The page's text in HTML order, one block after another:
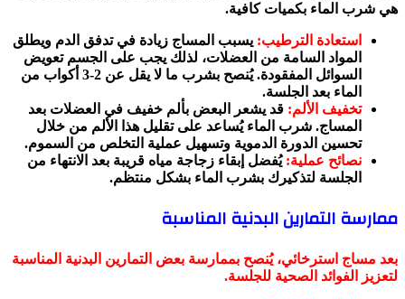
هي شرب الماء بكميات كافية.
استعادة الترطيب: يسبب المساج زيادة في تدفق الدم ويطلق
المواد السامة من العضلات، لذلك يجب على الجسم تعويض
السوائل المفقودة. يُنصح بشرب ما لا يقل عن 2-3 أكواب من
الماء بعد الجلسة.
تخفيف الألم: قد يشعر البعض بألم خفيف في العضلات بعد
المساج. شرب الماء يُساعد على تقليل هذا الألم من خلال
تحسين الدورة الدموية وتسهيل عملية التخلص من السموم.
نصائح عملية: يُفضل إبقاء زجاجة مياه قريبة بعد الانتهاء من
الجلسة لتذكيرك بشرب الماء بشكل منتظم.
ممارسة التمارين البدنية المناسبة
بعد مساج استرخائي، يُنصح بممارسة بعض التمارين البدنية المناسبة
لتعزيز الفوائد الصحية للجلسة.